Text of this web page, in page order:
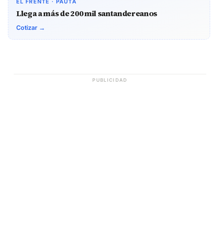
EL FRENTE · PAUTA
Llega a más de 200 mil santandereanos
Cotizar →
PUBLICIDAD